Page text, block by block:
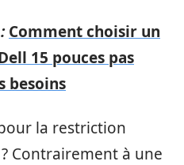
Comment choisir un
15 pouces pas
besoins
la restriction
Contrairement à une